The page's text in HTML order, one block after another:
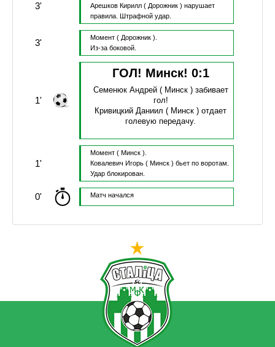
3'
Арешков Кирилл( Дорожник ) нарушает
правила.
Штрафной удар.
3' Момент ( Дорожник ).
Из-за боковой.
1'
ГОЛ! Минск! 0:1
Семенюк Андрей( Минск ) забивает
гол!
Кривицкий Даниил ( Минск )отдает
голевую передачу.
1'
Момент ( Минск ).
Ковалевич Игорь( Минск ) бьет по воротам.
Удар блокирован.
0' Матч начался